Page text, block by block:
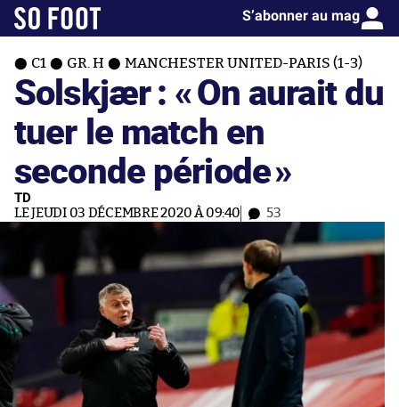
S’abonner au mag
C1 GR. H MANCHESTER UNITED-PARIS (1-3)
Solskjær : «On aurait du
tuer le match en
seconde période»
TD
LE JEUDI 03 DÉCEMBRE 2020 À 09:40 53